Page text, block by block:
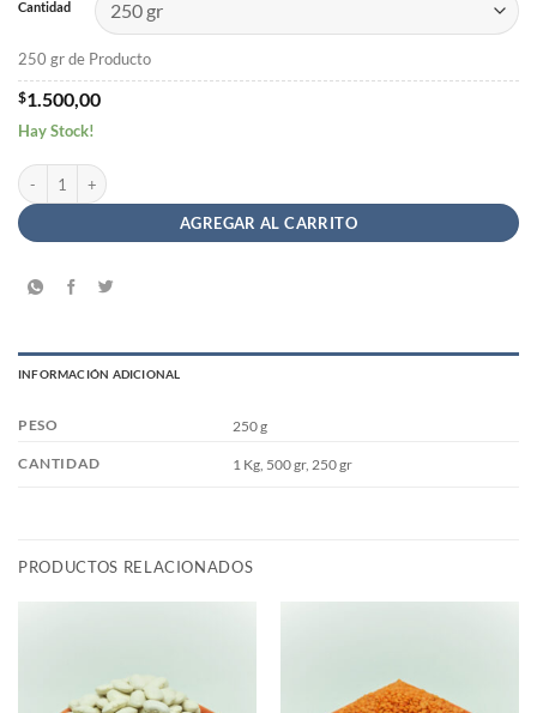
Cantidad
250 gr de Producto
$1.500,00
Hay Stock!
Porotos Alubia a Granel cantidad
AGREGAR AL CARRITO
INFORMACIÓN ADICIONAL
PESO 250 g
CANTIDAD 1 Kg, 500 gr, 250 gr
PRODUCTOS RELACIONADOS